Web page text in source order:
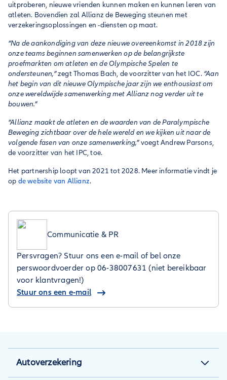
uitproberen, nieuwe vrienden kunnen maken en kunnen leren van
atleten. Bovendien zal Allianz de Beweging steunen met
verzekeringsoplossingen en -diensten op maat.
“Na de aankondiging van deze nieuwe overeenkomst in 2018 zijn
onze teams beginnen samenwerken op de belangrijkste
proefmarkten om atleten en de Olympische Spelen te
ondersteunen,”zegt Thomas Bach, de voorzitter van het IOC. “Aan
het begin van dit nieuwe Olympische jaar zijn we enthousiast om
onze wereldwijde samenwerking met Allianz nog verder uit te
bouwen.”
“Allianz maakt de atleten en de waarden van de Paralympische
Beweging zichtbaar over de hele wereld en we kijken uit naar de
volgende fasen van onze samenwerking,”voegt Andrew Parsons,
de voorzitter van het IPC, toe.
Het partnership loopt van 2021 tot 2028. Meer informatie vindt je
op de website van Allianz.
Communicatie & PR
Persvragen? Stuur ons een e-mail of bel onze
perswoordvoerder op 06-38007631 (niet bereikbaar
voor klantvragen!)
Stuur ons een e-mail
Autoverzekering